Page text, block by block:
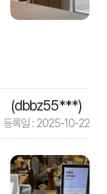
(dbbz55***)
등록일 : 2025-10-22